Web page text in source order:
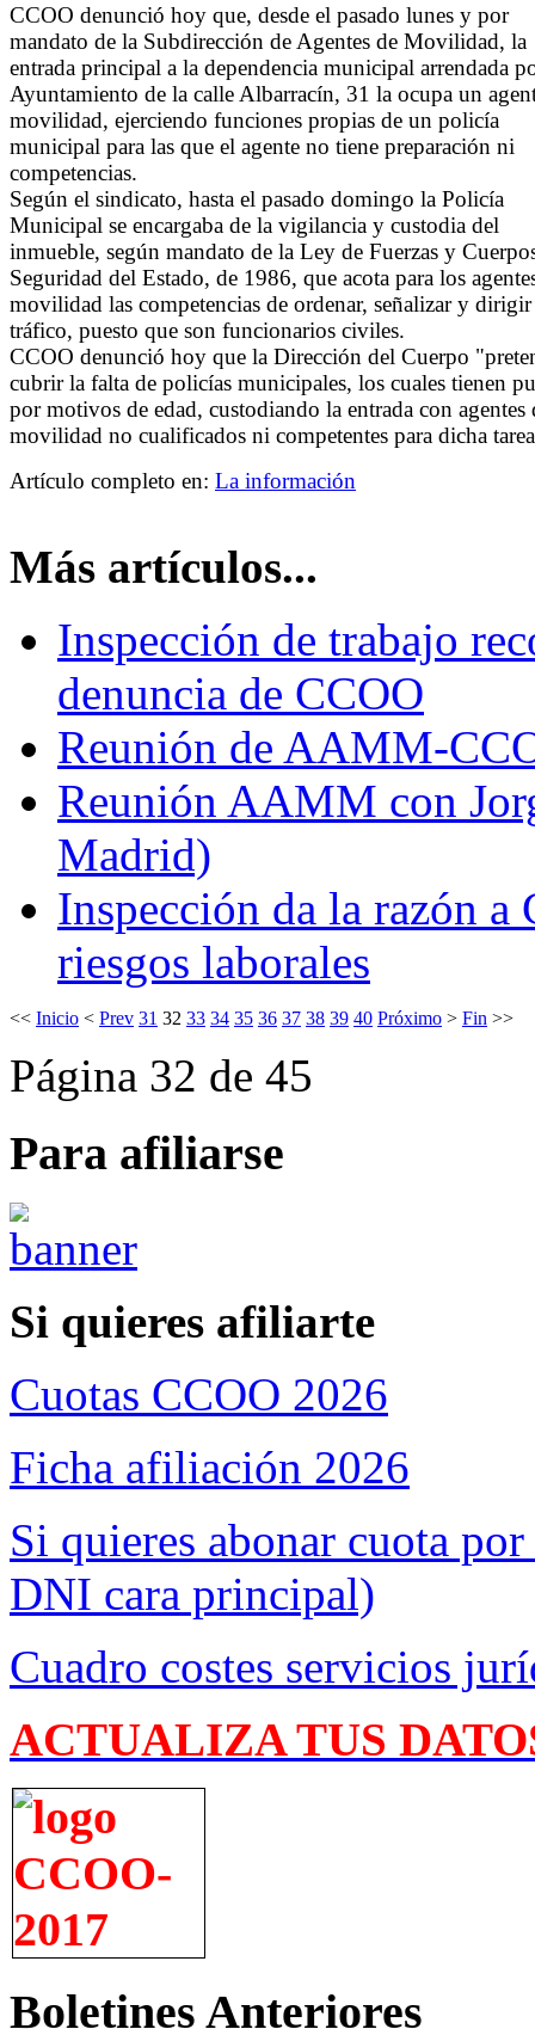
CCOO denunció hoy que, desde el pasado lunes y por
mandato de la Subdirección de Agentes de Movilidad, la
entrada principal a la dependencia municipal arrendada
Ayuntamiento de la calle Albarracín, 31 la ocupa un
movilidad, ejerciendo funciones propias de un policía
municipal para las que el agente no tiene preparación ni
competencias.
Según el sindicato, hasta el pasado domingo la Policía
Municipal se encargaba de la vigilancia y custodia del
inmueble, según mandato de la Ley de Fuerzas y
Seguridad del Estado, de 1986, que acota para los
movilidad las competencias de ordenar, señalizar y
tráfico, puesto que son funcionarios civiles.
CCOO denunció hoy que la Dirección del Cuerpo
cubrir la falta de policías municipales, los cuales tienen
por motivos de edad, custodiando la entrada con agentes
movilidad no cualificados ni competentes para dicha
Artículo completo en: La información
Más artículos...
Inspección de trabajo
denuncia de CCOO
Reunión de AAMM-
Reunión AAMM con
Madrid)
Inspección da la razón
riesgos laborales
<< Inicio < Prev 31 32 33 34 35 36 37 38 39 40 Próximo > Fin >>
Página 32 de 45
Para afiliarse
Si quieres afiliarte
Cuotas CCOO 2026
Ficha afiliación 2026
Si quieres abonar cuota
DNI cara principal)
Cuadro costes servicios
ACTUALIZA TUS
Boletines Anteriores